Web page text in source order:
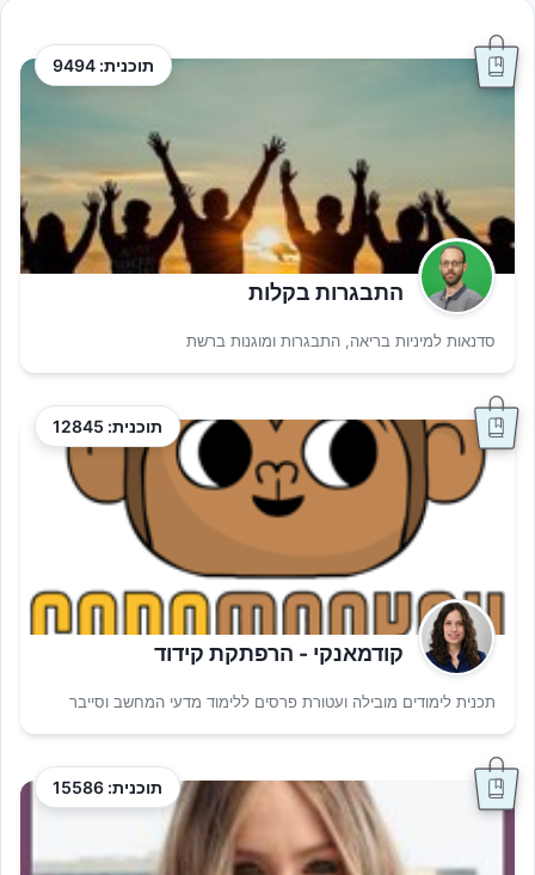
תוכנית: 9494
התבגרות בקלות
סדנאות למיניות בריאה, התבגרות ומוגנות ברשת
תוכנית: 12845
קודמאנקי - הרפתקת קידוד
תכנית לימודים מובילה ועטורת פרסים ללימוד מדעי המחשב וסייבר
תוכנית: 15586